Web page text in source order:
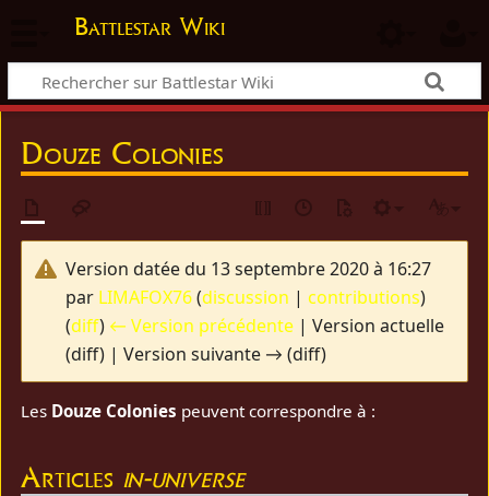
Battlestar Wiki
Douze Colonies
Version datée du 13 septembre 2020 à 16:27
par LIMAFOX76(discussion | contributions)
(diff) ← Version précédente | Version actuelle
(diff) | Version suivante → (diff)
Les Douze Colonies peuvent correspondre à :
Articles in-universe